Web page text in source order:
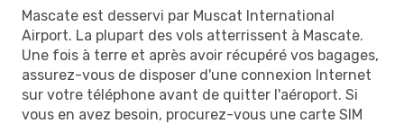
Mascate est desservi par Muscat International
Airport. La plupart des vols atterrissent à Mascate.
Une fois à terre et après avoir récupéré vos bagages,
assurez-vous de disposer d'une connexion Internet
sur votre téléphone avant de quitter l'aéroport. Si
vous en avez besoin, procurez-vous une carte SIM